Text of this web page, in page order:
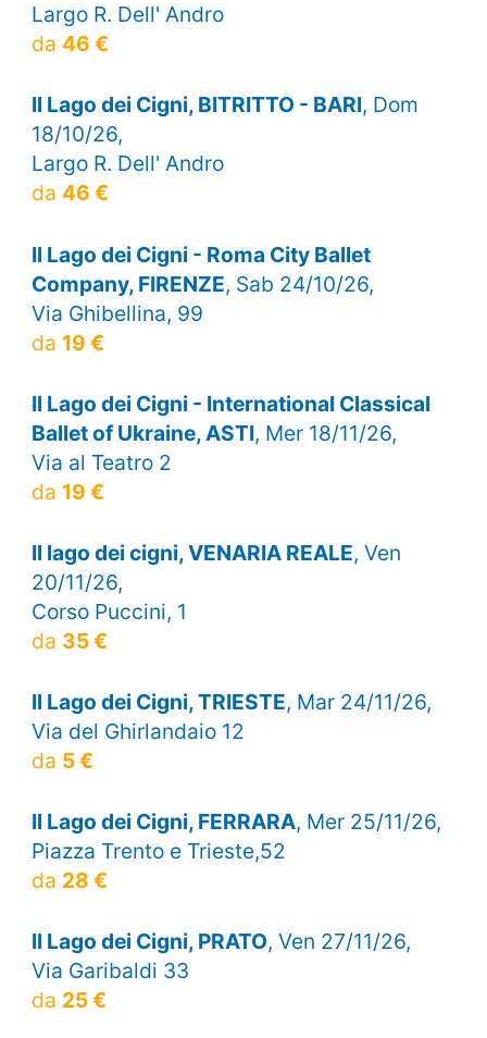
Largo R. Dell' Andro
da 46 €
Il Lago dei Cigni, BITRITTO - BARI, Dom
18/10/26,
Largo R. Dell' Andro
da 46 €
Il Lago dei Cigni - Roma City Ballet
Company, FIRENZE, Sab 24/10/26,
Via Ghibellina, 99
da 19 €
Il Lago dei Cigni - International Classical
Ballet of Ukraine, ASTI, Mer 18/11/26,
Via al Teatro 2
da 19 €
Il lago dei cigni, VENARIA REALE, Ven
20/11/26,
Corso Puccini, 1
da 35 €
Il Lago dei Cigni, TRIESTE, Mar 24/11/26,
Via del Ghirlandaio 12
da 5 €
Il Lago dei Cigni, FERRARA, Mer 25/11/26,
Piazza Trento e Trieste,52
da 28 €
Il Lago dei Cigni, PRATO, Ven 27/11/26,
Via Garibaldi 33
da 25 €